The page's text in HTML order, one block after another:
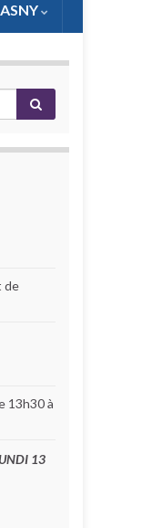
de
13h30 à
13